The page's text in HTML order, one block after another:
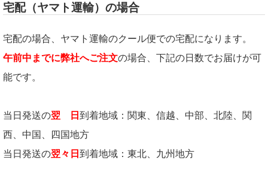
宅配（ヤマト運輸）の場合
宅配の場合、ヤマト運輸のクール便での宅配になります。
午前中までに弊社へご注文の場合、下記の日数でお届けが可
能です。
当日発送の翌 日 到着地域：関東、信越、中部、北陸、関
西、中国、四国地方
当日発送の翌々日 到着地域：東北、九州地方